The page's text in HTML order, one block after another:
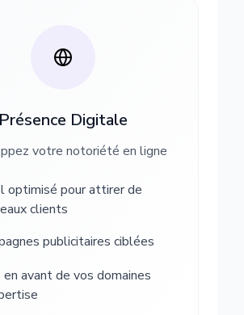
Présence Digitale
votre notoriété en ligne
optimisé pour attirer de
clients
publicitaires ciblées
en avant de vos domaines